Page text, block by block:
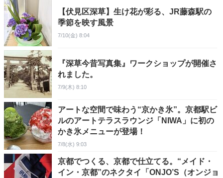
【伏見区深草】生け花が彩る、JR藤森駅の
季節を映す風景
7/10(金) 8:04
『深草今昔写真集』ワークショップが開催さ
れました。
7/9(木) 8:10
アートな空間で味わう“京かき氷”。京都駅ビ
ルのアートテラスラウンジ「NIWA」に初の
かき氷メニューが登場！
7/8(水) 9:03
京都でつくる、京都で仕立てる。“メイド・
イン・京都”のネクタイ「ONJO’S（オンジョ